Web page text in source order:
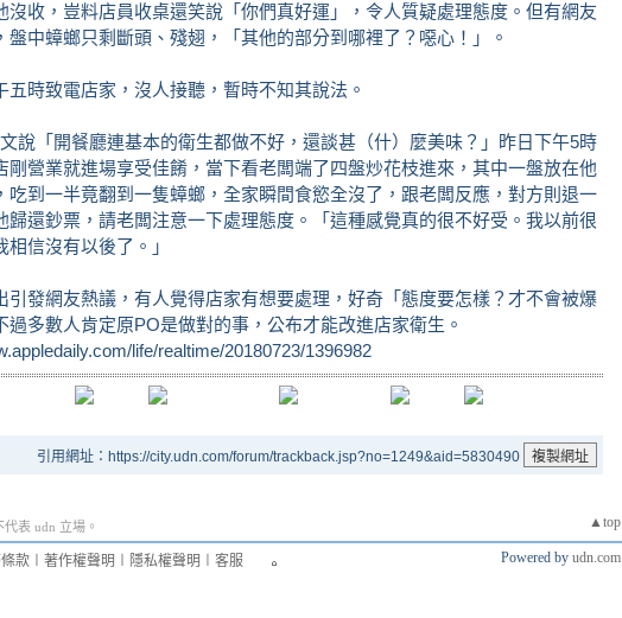
沒收，豈料店員收桌還笑說「你們真好運」，令人質疑處理態度。但有網友
盤中蟑螂只剩斷頭、殘翅，「其他的部分到哪裡了？噁心！」。
五時致電店家，沒人接聽，暫時不知其說法。
說「開餐廳連基本的衛生都做不好，還談甚（什）麼美味？」昨日下午5時
剛營業就進場享受佳餚，當下看老闆端了四盤炒花枝進來，其中一盤放在他
吃到一半竟翻到一隻蟑螂，全家瞬間食慾全沒了，跟老闆反應，對方則退一
歸還鈔票，請老闆注意一下處理態度。「這種感覺真的很不好受。我以前很
相信沒有以後了。」
引發網友熱議，有人覺得店家有想要處理，好奇「態度要怎樣？才不會被爆
過多數人肯定原PO是做對的事，公布才能改進店家衛生。
life/realtime/20180723/1396982
引用網址：https://city.udn.com/forum/trackback.jsp?no=1249&aid=5830490
▲top
表 udn 立場。
款 著作權聲明 隱私權聲明 客服 Powered by udn.com